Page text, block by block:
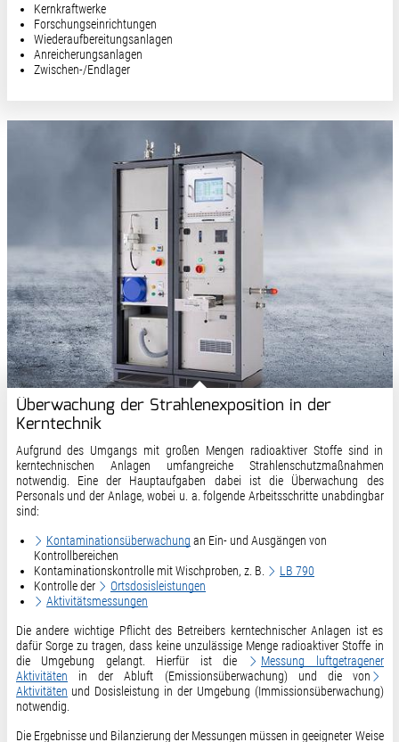
Kernkraftwerke
Forschungseinrichtungen
Wiederaufbereitungsanlagen
Anreicherungsanlagen
Zwischen-/Endlager
Überwachung der Strahlenexposition in der
Kerntechnik
Aufgrund des Umgangs mit großen Mengen radioaktiver Stoffe sind in
kerntechnischen Anlagen umfangreiche Strahlenschutzmaßnahmen
notwendig. Eine der Hauptaufgaben dabei ist die Überwachung des
Personals und der Anlage, wobei u. a. folgende Arbeitsschritte unabdingbar
sind:
Kontaminationsüberwachung an Ein- und Ausgängen von
Kontrollbereichen
Kontaminationskontrolle mit Wischproben, z. B.
LB 790
Kontrolle der
Ortsdosisleistungen
Aktivitätsmessungen
Die andere wichtige Pflicht des Betreibers kerntechnischer Anlagen ist es
dafür Sorge zu tragen, dass keine unzulässige Menge radioaktiver Stoffe in
die Umgebung gelangt. Hierfür ist die
Messung luftgetragener
Aktivitäten in der Abluft (Emissionsüberwachung) und die von
Aktivitäten und Dosisleistung in der Umgebung (Immissionsüberwachung)
notwendig.
Die Ergebnisse und Bilanzierung der Messungen müssen in geeigneter Weise